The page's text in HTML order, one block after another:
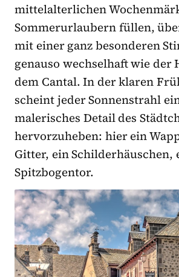
mittelalterlichen
Sommerurlaubern füllen,
mit einer ganz besonderen
genauso wechselhaft wie der
dem Cantal. In der klaren
scheint jeder Sonnenstrahl
malerisches Detail des
hervorzuheben: hier ein
Gitter, ein Schilderhäuschen,
Spitzbogentor.